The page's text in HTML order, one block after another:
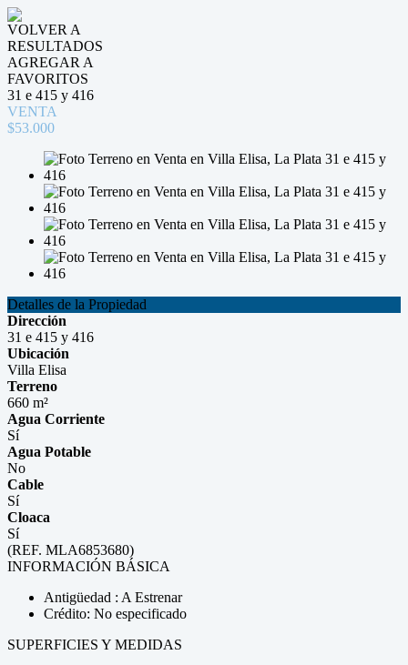
VOLVER A
RESULTADOS
AGREGAR A
FAVORITOS
31 e 415 y 416
VENTA
$53.000
Detalles de la Propiedad
Dirección
31 e 415 y 416
Ubicación
Villa Elisa
Terreno
660 m²
Agua Corriente
Sí
Agua Potable
No
Cable
Sí
Cloaca
Sí
(REF. MLA6853680)
INFORMACIÓN BÁSICA
Antigüedad : A Estrenar
Crédito: No especificado
SUPERFICIES Y MEDIDAS